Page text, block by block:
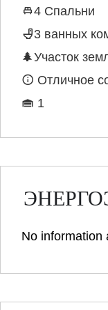
4 Спальни
3 ванных
Участок
Отличное
1
No information